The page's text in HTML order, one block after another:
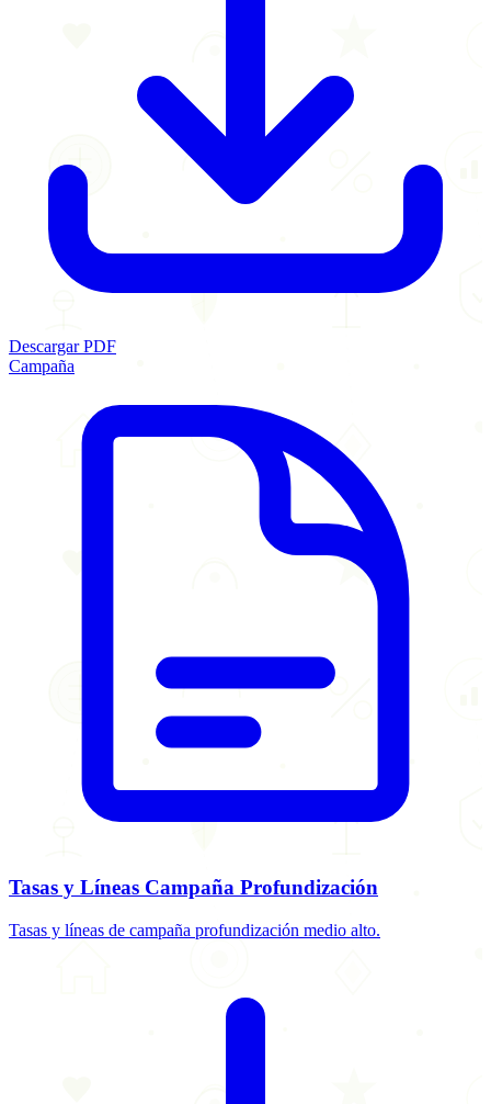
Descargar PDF
Campaña
Tasas y Líneas Campaña Profundización
Tasas y líneas de campaña profundización medio alto.